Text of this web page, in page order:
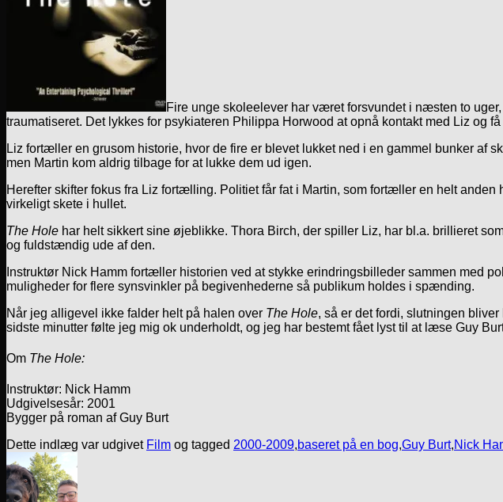
Fire unge skoleelever har været forsvundet i næsten to
traumatiseret. Det lykkes for psykiateren Philippa Horwood at opnå kontakt med Liz og
Liz fortæller en grusom historie, hvor de fire er blevet lukket ned i en gammel bunker af
men Martin kom aldrig tilbage for at lukke dem ud igen.
Herefter skifter fokus fra Liz fortælling. Politiet får fat i Martin, som fortæller en helt
virkeligt skete i hullet.
The Hole har helt sikkert sine øjeblikke. Thora Birch, der spiller Liz, har bl.a. brillieret
og fuldstændig ude af den.
Instruktør Nick Hamm fortæller historien ved at stykke erindringsbilleder sammen med
muligheder for flere synsvinkler på begivenhederne så publikum holdes i spænding.
Når jeg alligevel ikke falder helt på halen over The Hole, så er det fordi, slutningen
sidste minutter følte jeg mig ok underholdt, og jeg har bestemt fået lyst til at læse Guy
Om The Hole:
Instruktør: Nick Hamm
Udgivelsesår: 2001
Bygger på roman af Guy Burt
Dette indlæg var udgivet Film og tagged 2000-2009,baseret på en bog,Guy Burt,Nick